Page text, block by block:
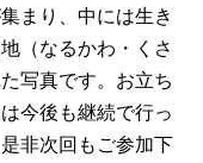
まり、中には生き
（なるかわ・くさ
写真です。お立ち
今後も継続で行っ
非次回もご参加下